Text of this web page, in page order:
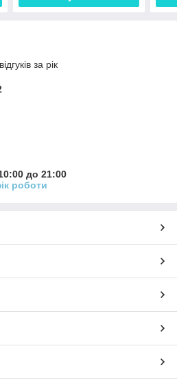
за рік
до 21:00
роботи